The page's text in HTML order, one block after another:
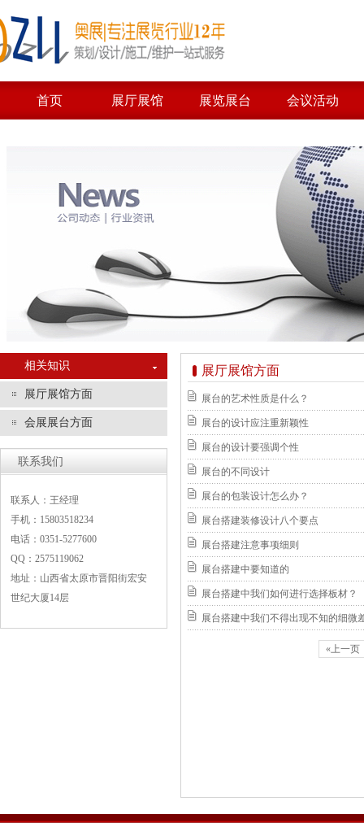
首页 展厅展馆 展览展台 会议活动
相关知识
展厅展馆方面
会展展台方面
联系我们
联系人：王经理
手机：15803518234
电话：0351-5277600
QQ：2575119062
地址：山西省太原市晋阳街宏安
世纪大厦14层
展厅展馆方面
展台的艺术性质是什么？
展台的设计应注重新颖性
展台的设计要强调个性
展台的不同设计
展台的包装设计怎么办？
展台搭建装修设计八个要点
展台搭建注意事项细则
展台搭建中要知道的
展台搭建中我们如何进行选择板材？
展台搭建中我们不得出现不知的细微
«上一页